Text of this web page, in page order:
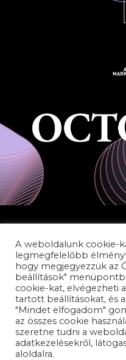
ADATVÉDELEM
PANASZKEZELÉS
AKADÁLYMENTESÍTÉSI
A weboldalunk cookie-
legmegfelelőbb
hogy megjegyezzük az
beállítások"
cookie-kat, elvégezheti
tartott beállításokat, és
"Mindet elfogadom"
az összes cookie
szeretne tudni a
adatkezelésekről,
aloldalra.